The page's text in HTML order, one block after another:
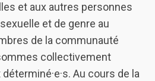
et aux autres personnes
et de genre au
de la communauté
collectivement
déterminé·e·s. Au cours de la